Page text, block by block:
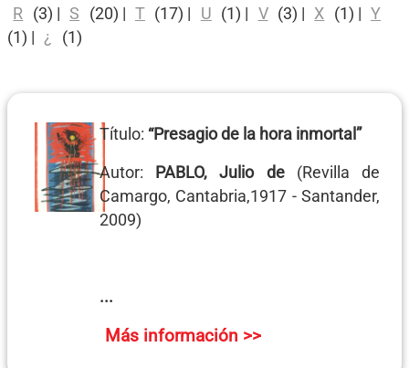
R
(3) | S (20) | T (17) | U (1) | V (3) | X (1) | Y
(1) | ¿ (1)
Título: “Presagio de la hora inmortal”
Autor: PABLO, Julio de(Revilla de
Camargo, Cantabria,1917 - Santander,
2009)
...
Más información >>